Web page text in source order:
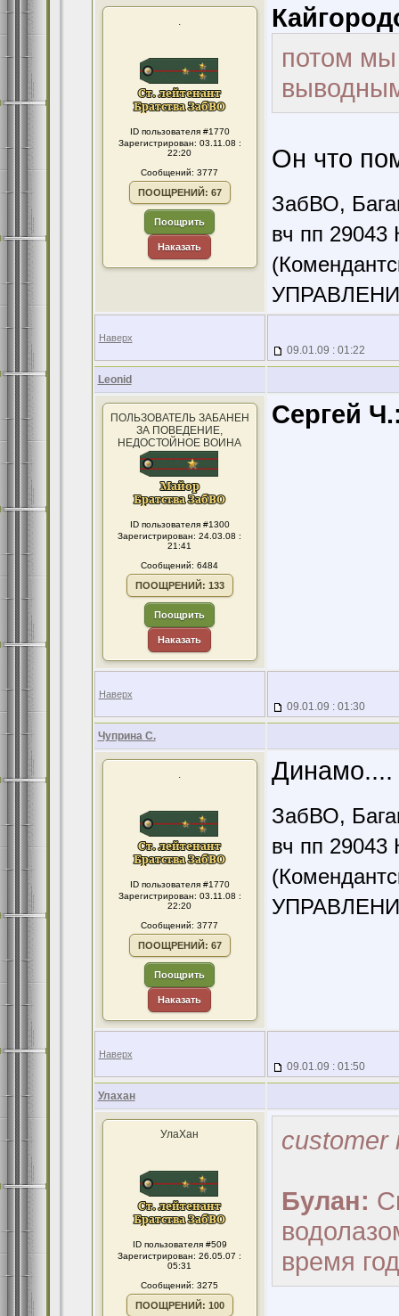
.
ID пользователя #1770
Зарегистрирован: 03.11.08 :
22:20
Сообщений: 3777
ПООЩРЕНИЙ: 67
Поощрить
Наказать
потом
Он что
ЗабВО,
вч пп 29043
Наверх
09.01.09 : 01:22
Leonid
ПОЛЬЗОВАТЕЛЬ ЗАБАНЕН
ЗА ПОВЕДЕНИЕ,
НЕДОСТОЙНОЕ ВОИНА
ID пользователя #1300
Зарегистрирован: 24.03.08 :
21:41
Сообщений: 6484
ПООЩРЕНИЙ: 133
Поощрить
Наказать
Сергей
Наверх
09.01.09 : 01:30
Чуприна С.
.
ID пользователя #1770
Зарегистрирован: 03.11.08 :
22:20
Сообщений: 3777
ПООЩРЕНИЙ: 67
Поощрить
Наказать
Динамо....
ЗабВО,
вч пп 29043
Наверх
09.01.09 : 01:50
Улахан
УлаХан
ID пользователя #509
Зарегистрирован: 26.05.07 :
05:31
Сообщений: 3275
ПООЩРЕНИЙ: 100
customer
Булан:
время